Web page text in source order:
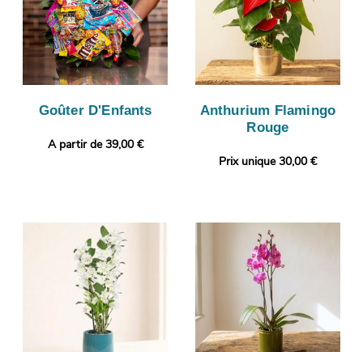
Goûter D'Enfants
A partir de 39,00 €
Anthurium Flamingo
Rouge
Prix unique 30,00 €